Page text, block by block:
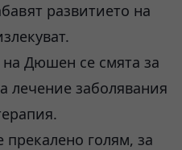
развитието на
Дюшен се смята за
лечение заболявания
голям, за